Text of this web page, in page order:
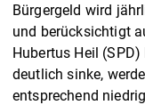
Bürgergeld wird
und berücksichtigt
Hubertus Heil
deutlich sinke,
entsprechend